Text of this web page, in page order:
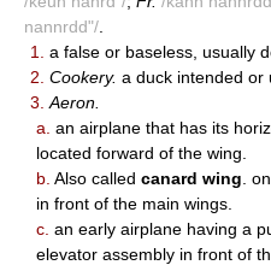
nannrdd"/
1.
a false or baseless, usually
2. Cookery. a duck intended or
3. Aeron.
a. an airplane that has its
located forward of the wing.
b. Also called canard wing .
in front of the main wings.
c. an early airplane having a
elevator assembly in front of